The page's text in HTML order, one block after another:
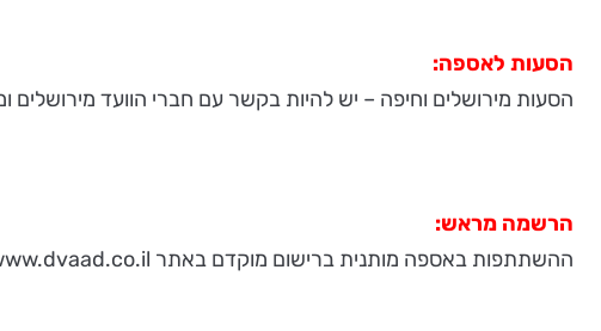
הסעות לאספה:
הסעות מירושלים וחיפה – יש להיות בקשר עם חברי הוועד מירושלים
הרשמה מראש:
ההשתתפות באספה מותנית ברישום מוקדם באתר www.dvaad.co.il